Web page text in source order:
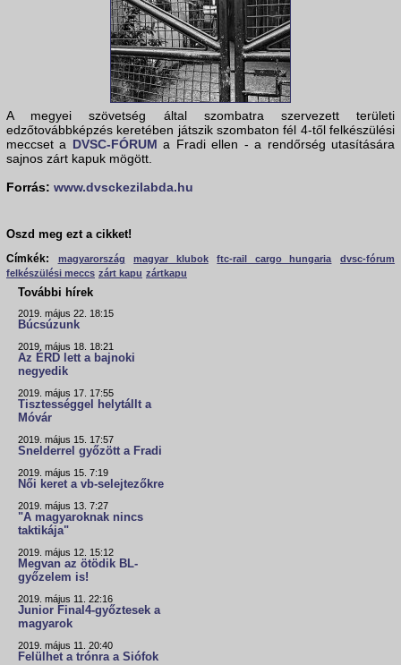
A megyei szövetség által szombatra szervezett területi
edzőtovábbképzés keretében játszik szombaton fél 4-től felkészülési
meccset a DVSC-FÓRUM a Fradi ellen - a rendőrség utasítására
sajnos zárt kapuk mögött.
Forrás: www.dvsckezilabda.hu
Oszd meg ezt a cikket!
Címkék:
magyarország magyar klubok ftc-rail cargo hungaria
dvsc-fórum
felkészülési meccs zárt kapu zártkapu
További hírek
2019. május 22. 18:15
Búcsúzunk
2019. május 18. 18:21
Az ÉRD lett a bajnoki
negyedik
2019. május 17. 17:55
Tisztességgel helytállt a
Móvár
2019. május 15. 17:57
Snelderrel győzött a Fradi
2019. május 15. 7:19
Női keret a vb-selejtezőkre
2019. május 13. 7:27
"A magyaroknak nincs
taktikája"
2019. május 12. 15:12
Megvan az ötödik BL-
győzelem is!
2019. május 11. 22:16
Junior Final4-győztesek a
magyarok
2019. május 11. 20:40
Felülhet a trónra a Siófok